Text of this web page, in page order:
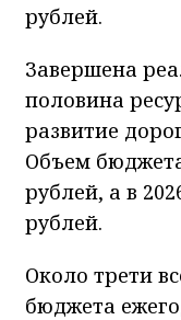
рублей.
Завершена
половина
развитие
Объем
рублей, а в
рублей.
Около трети
бюджета